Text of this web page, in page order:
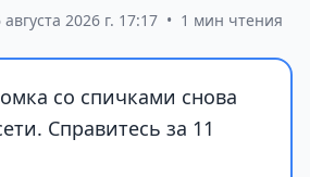
августа 2026 г. 17:17 • 1 мин чтения
со спичками снова
Справитесь за 11